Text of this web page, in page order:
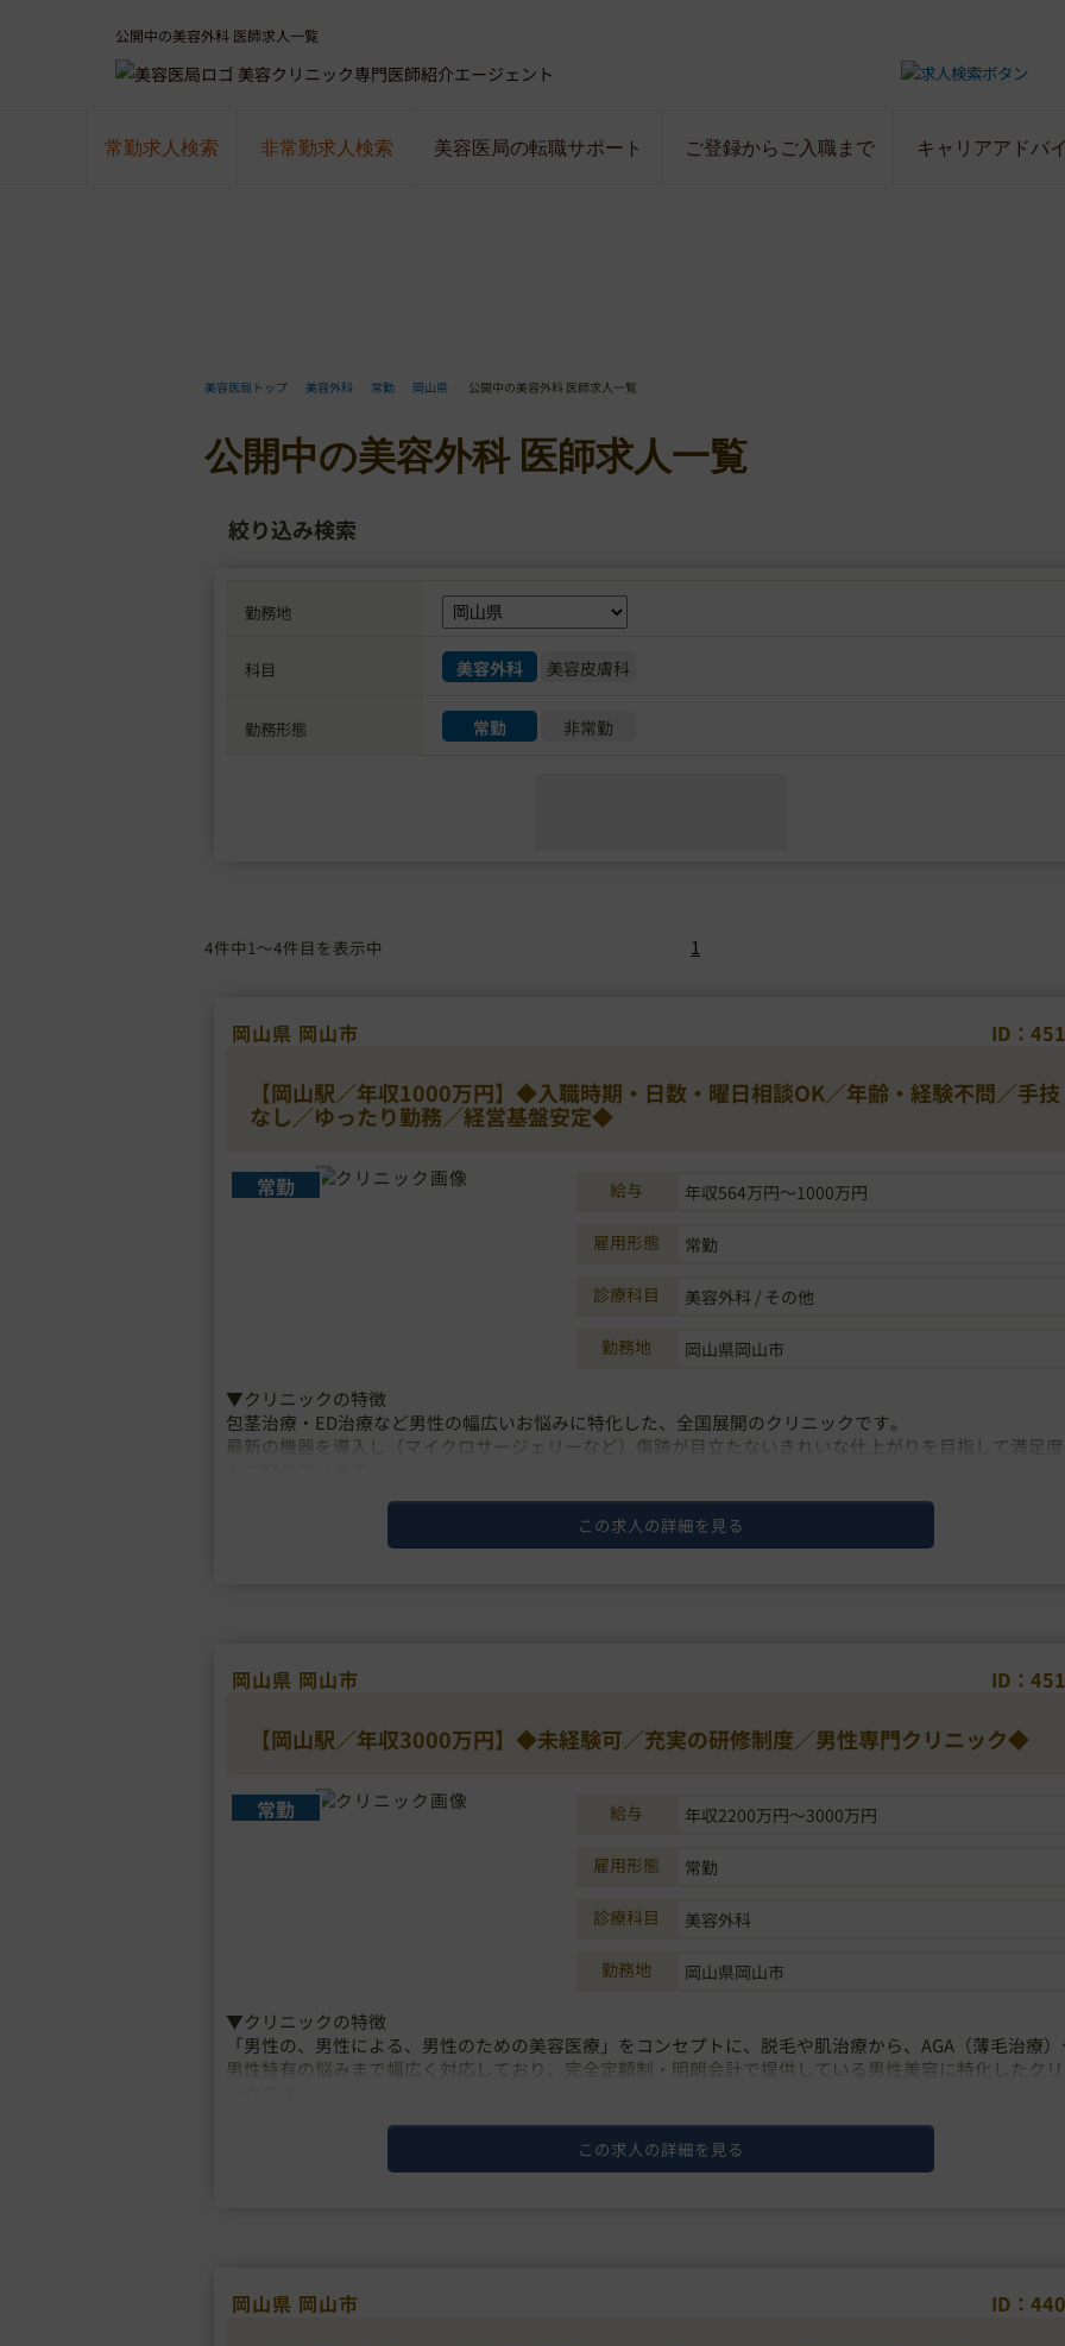
公開中の美容外科 医師求人一覧
美容クリニック専門医師紹介エージェント
常勤求人検索 非常勤求人検索 美容医局の転職サポート ご登録からご入職まで キャリアアドバ
美容医局トップ 美容外科 常勤 岡山県 公開中の美容外科 医師求人一覧
公開中の美容外科 医師求人一覧
絞り込み検索
勤務地
科目 美容外科 美容皮膚科
勤務形態 常勤 非常勤
4件中1～4件目を表示中 1
岡山県 岡山市 ID：
【岡山駅／年収1000万円】◆入職時期・日数・曜日相談OK／年齢・経験不問／手技
なし／ゆったり勤務／経営基盤安定◆
常勤 給与 年収564万円～1000万円
雇用形態 常勤
診療科目 美容外科 / その他
勤務地 岡山県岡山市
▼クリニックの特徴
包茎治療・ED治療など男性の幅広いお悩みに特化した、全国展開のクリニックです。
最新の機器を導入し（マイクロサージェリーなど）傷跡が目立たないきれいな仕上がりを目指して満足
この求人の詳細を見る
岡山県 岡山市 ID：
【岡山駅／年収3000万円】◆未経験可／充実の研修制度／男性専門クリニック◆
常勤 給与 年収2200万円～3000万円
雇用形態 常勤
診療科目 美容外科
勤務地 岡山県岡山市
▼クリニックの特徴
「男性の、男性による、男性のための美容医療」をコンセプトに、脱毛や肌治療から、AGA（薄毛治療
男性特有の悩みまで幅広く対応しており、完全定額制・明朗会計で提供している男性美容に特化したク
この求人の詳細を見る
岡山県 岡山市 ID：